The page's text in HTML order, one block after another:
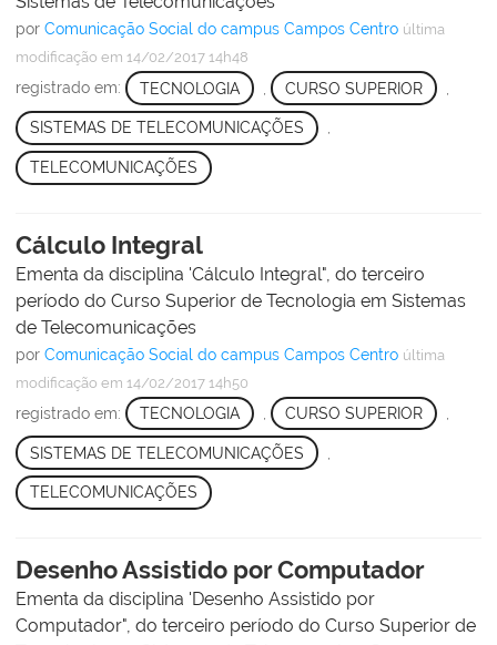
por Comunicação Social do campus Campos Centro última
modificação em 14/02/2017 14h48
registrado em: TECNOLOGIA CURSO SUPERIOR
SISTEMAS DE TELECOMUNICAÇÕES ,
TELECOMUNICAÇÕES
Cálculo Integral
Ementa da disciplina 'Cálculo Integral", do terceiro
período do Curso Superior de Tecnologia em Sistemas
de Telecomunicações
por Comunicação Social do campus Campos Centro última
modificação em 14/02/2017 14h50
registrado em: TECNOLOGIA CURSO SUPERIOR
SISTEMAS DE TELECOMUNICAÇÕES
TELECOMUNICAÇÕES
Desenho Assistido por Computador
Ementa da disciplina 'Desenho Assistido por
Computador", do terceiro período do Curso Superior de